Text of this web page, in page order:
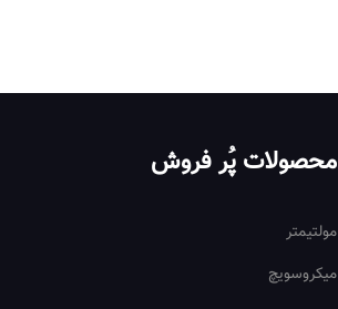
محصولات پُر فروش
مولتیمتر
میکروسویچ